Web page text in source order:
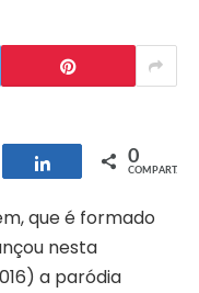
Compartilhar
0
COMPART.
que é formado
nesta
a paródia